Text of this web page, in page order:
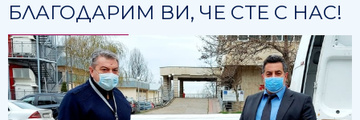
БЛАГОДАРИМ ВИ, ЧЕ СТЕ С НАС!